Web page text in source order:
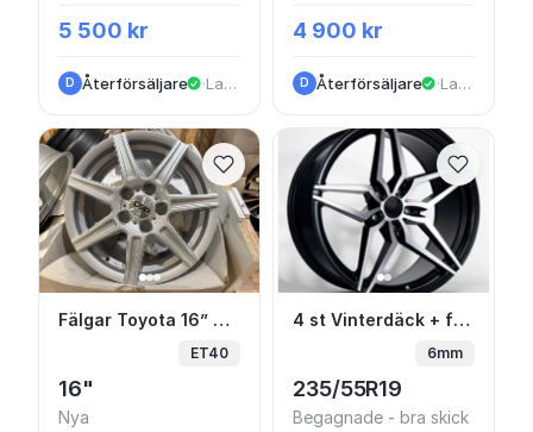
5 500 kr
D Återförsäljare · Landvetter
4 900 kr
D Återförsäljare · Landvetter
Fälgar Toyota 16” Nya
Fälgar Toyota 16” Nya
ET40
16"
Nya
4 st Vinterdäck +
4 st Vinterdäck + fälg 6 mm kvar
6mm
235/55R19
Begagnade - bra skick